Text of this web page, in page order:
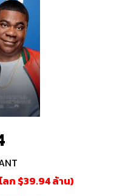
ก $39.94 ล้าน)